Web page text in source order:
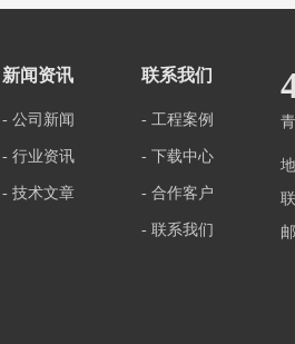
新闻资讯
- 公司新闻
- 行业资讯
- 技术文章
联系我们
- 工程案例
- 下载中心
- 合作客户
- 联系我们